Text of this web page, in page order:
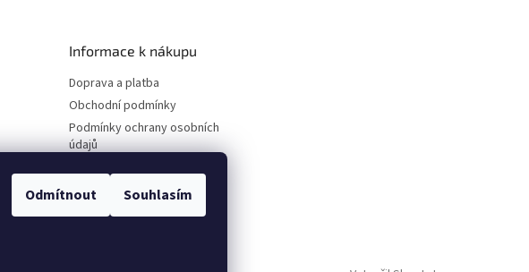
Odmítnout Souhlasím
Informace k nákupu
Doprava a platba
Obchodní podmínky
Podmínky ochrany osobních
údajů